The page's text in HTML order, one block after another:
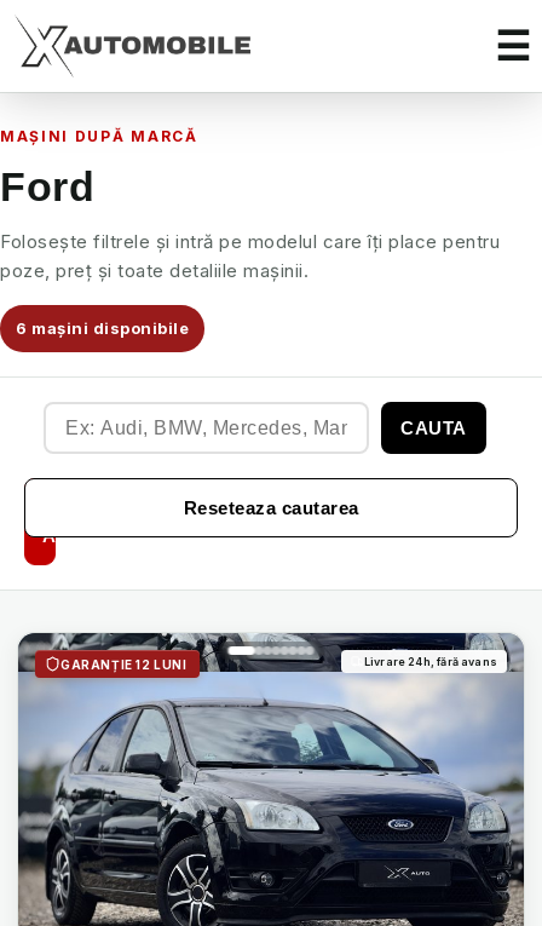
MAȘINI DUPĂ MARCĂ
Ford
Folosește filtrele și intră pe modelul care îți place pentru
poze, preț și toate detaliile mașinii.
6 mașini disponibile
CAUTA
Auto
Reseteaza cautarea
GARANȚIE 12 LUNI Livrare 24h, fără avans